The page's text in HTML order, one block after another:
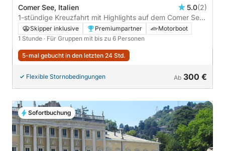
Comer See, Italien 5.0(2)
1-stündige Kreuzfahrt mit Highlights auf dem Comer See
– Villen und Promi-Charme
Skipper inklusive Premiumpartner
Motorboot
1 Stunde · Für Gruppen mit bis zu 6 Personen
5-mal gebucht in den letzten 24 Std.
Flexible Stornobedingungen Ab 300 €
Sofortbuchung